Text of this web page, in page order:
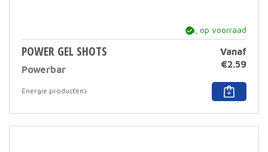
ja, op voorraad
POWER GEL SHOTS
Powerbar
Vanaf
€2.59
Energie producten
Dit